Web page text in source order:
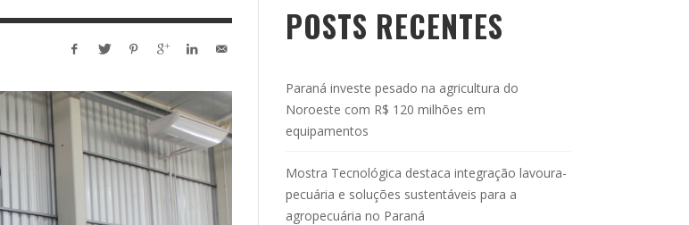
POSTS RECENTES
Paraná investe pesado na agricultura do
Noroeste com R$ 120 milhões em
equipamentos
Mostra Tecnológica destaca integração lavoura-
pecuária e soluções sustentáveis para a
agropecuária no Paraná